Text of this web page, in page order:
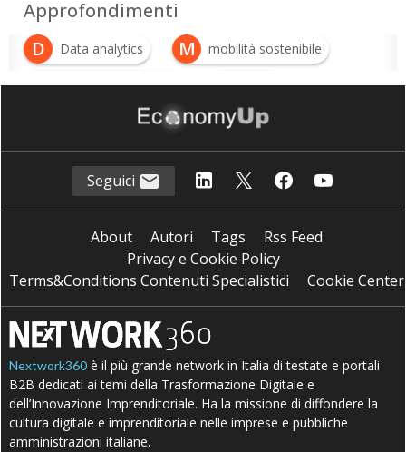
Approfondimenti
D
Data analytics M mobilità sostenibile
M Mobility as a Service P PNRR
Seguici
About Autori Tags
Rss Feed
Privacy e Cookie Policy
Terms&Conditions Contenuti Specialistici
Cookie Center
Nextwork360 è il più grande network in Italia di testate e portali
B2B dedicati ai temi della Trasformazione Digitale e
dell’Innovazione Imprenditoriale. Ha la missione di diffondere la
cultura digitale e imprenditoriale nelle imprese e pubbliche
amministrazioni italiane.